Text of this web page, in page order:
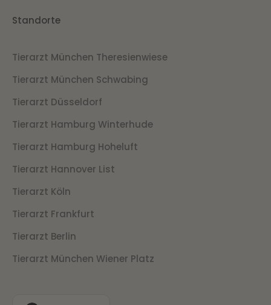
Standorte
Tierarzt München Theresienwiese
Tierarzt München Schwabing
Tierarzt Düsseldorf
Tierarzt Hamburg Winterhude
Tierarzt Hamburg Hoheluft
Tierarzt Hannover List
Tierarzt Köln
Tierarzt Frankfurt
Tierarzt Berlin
Tierarzt München Wiener Platz